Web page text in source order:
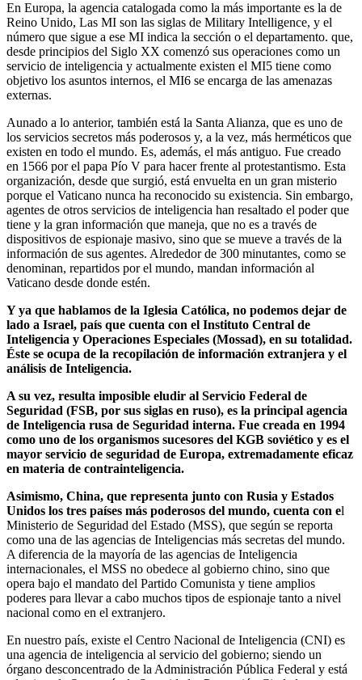
En Europa, la agencia catalogada como la más importante es la de
Reino Unido, Las MI son las siglas de Military Intelligence, y el
número que sigue a ese MI indica la sección o el departamento. que,
desde principios del Siglo XX comenzó sus operaciones como un
servicio de inteligencia y actualmente existen el MI5 tiene como
objetivo los asuntos internos, el MI6 se encarga de las amenazas
externas.
Aunado a lo anterior, también está la Santa Alianza, que es uno de
los servicios secretos más poderosos y, a la vez, más herméticos que
existen en todo el mundo. Es, además, el más antiguo. Fue creado
en 1566 por el papa Pío V para hacer frente al protestantismo. Esta
organización, desde que surgió, está envuelta en un gran misterio
porque el Vaticano nunca ha reconocido su existencia. Sin embargo,
agentes de otros servicios de inteligencia han resaltado el poder que
tiene y la gran información que maneja, que no es a través de
dispositivos de espionaje masivo, sino que se mueve a través de la
información de sus agentes. Alrededor de 300 minutantes, como se
denominan, repartidos por el mundo, mandan información al
Vaticano desde donde estén.
Y ya que hablamos de la Iglesia Católica, no podemos dejar de
lado a Israel, país que cuenta con el Instituto Central de
Inteligencia y Operaciones Especiales (Mossad), en su totalidad.
Éste se ocupa de la recopilación de información extranjera y el
análisis de Inteligencia.
A su vez, resulta imposible eludir al Servicio Federal de
Seguridad (FSB, por sus siglas en ruso), es la principal agencia
de Inteligencia rusa de Seguridad interna. Fue creada en 1994
como uno de los organismos sucesores del KGB soviético y es el
mayor servicio de seguridad de Europa, extremadamente eficaz
en materia de contrainteligencia.
Asimismo, China, que representa junto con Rusia y Estados
Unidos los tres países más poderosos del mundo, cuenta con el
Ministerio de Seguridad del Estado (MSS), que según se reporta
como una de las agencias de Inteligencias más secretas del mundo.
A diferencia de la mayoría de las agencias de Inteligencia
internacionales, el MSS no obedece al gobierno chino, sino que
opera bajo el mandato del Partido Comunista y tiene amplios
poderes para llevar a cabo muchos tipos de espionaje tanto a nivel
nacional como en el extranjero.
En nuestro país, existe el Centro Nacional de Inteligencia (CNI) es
una agencia de inteligencia al servicio del gobierno; siendo un
órgano desconcentrado de la Administración Pública Federal y está